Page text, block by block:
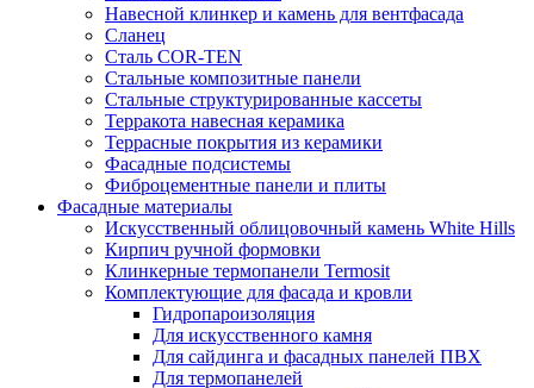
Навесной клинкер и камень для вентфасада
Сланец
Сталь COR-TEN
Стальные композитные панели
Стальные структурированные кассеты
Терракота навесная керамика
Террасные покрытия из керамики
Фасадные подсистемы
Фиброцементные панели и плиты
Фасадные материалы
Искусственный облицовочный камень White Hills
Кирпич ручной формовки
Клинкерные термопанели Termosit
Комплектующие для фасада и кровли
Гидропароизоляция
Для искусственного камня
Для сайдинга и фасадных панелей ПВХ
Для термопанелей